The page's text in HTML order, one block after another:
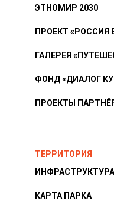
ЭТНОМИР 2030
ПРОЕКТ «РОССИЯ
ГАЛЕРЕЯ
ФОНД «ДИАЛОГ
ПРОЕКТЫ
ТЕРРИТОРИЯ
КАРТА ПАРКА